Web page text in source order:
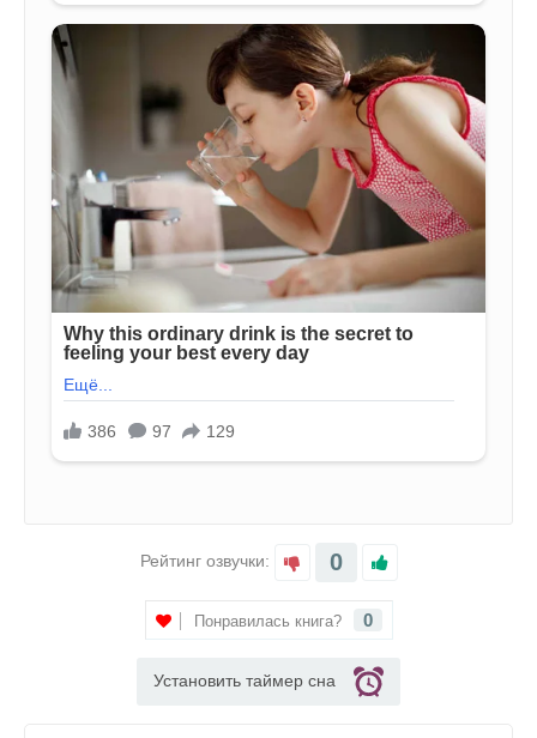
Рейтинг озвучки: 0
Понравилась книга? 0
Установить таймер сна